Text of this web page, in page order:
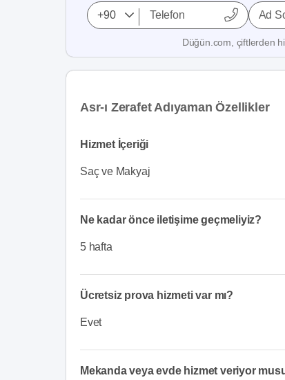
Ad
Düğün.com, çiftlerden
Asr-ı Zerafet Adıyaman Özellikler
Hizmet İçeriği
Saç ve Makyaj
Ne kadar önce iletişime geçmeliyiz?
5 hafta
Ücretsiz prova hizmeti var mı?
Evet
Mekanda veya evde hizmet veriyor